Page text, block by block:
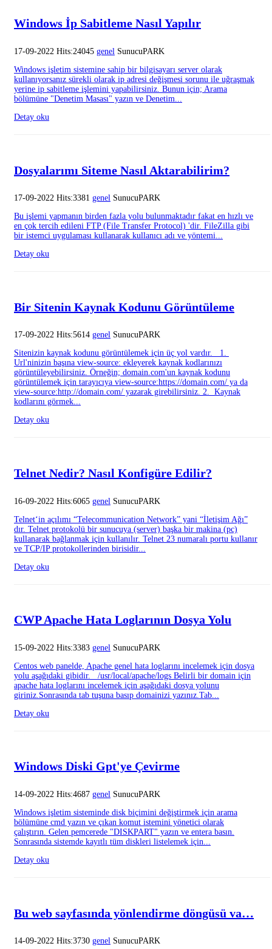
Windows İp Sabitleme Nasıl Yapılır
17-09-2022 Hits:24045 genel SunucuPARK
Windows işletim sistemine sahip bir bilgisayarı server olarak
kullanıyorsanız sürekli olarak ip adresi değişmesi sorunu ile uğraşmak
yerine ip sabitleme işlemini yapabilirsiniz. Bunun için; Arama
bölümüne "Denetim Masası" yazın ve Denetim...
Detay oku
Dosyalarımı Siteme Nasıl Aktarabilirim?
17-09-2022 Hits:3381 genel SunucuPARK
Bu işlemi yapmanın birden fazla yolu bulunmaktadır fakat en hızlı ve
en çok tercih edileni FTP (File Transfer Protocol) 'dir. FileZilla gibi
bir istemci uygulaması kullanarak kullanıcı adı ve yöntemi...
Detay oku
Bir Sitenin Kaynak Kodunu Görüntüleme
17-09-2022 Hits:5614 genel SunucuPARK
Sitenizin kaynak kodunu görüntülemek için üç yol vardır. 1.
Url'ninizin başına view-source: ekleyerek kaynak kodlarınızı
görüntüleyebilirsiniz. Örneğin; domain.com'un kaynak kodunu
görüntülemek için tarayıcıya view-source:https://domain.com/ ya da
view-source:http://domain.com/ yazarak girebilirsiniz. 2. Kaynak
kodlarını görmek...
Detay oku
Telnet Nedir? Nasıl Konfigüre Edilir?
16-09-2022 Hits:6065 genel SunucuPARK
Telnet‘in açılımı “Telecommunication Network” yani “İletişim Ağı”
dır. Telnet protokolü bir sunucuya (server) başka bir makina (pc)
kullanarak bağlanmak için kullanılır. Telnet 23 numaralı portu kullanır
ve TCP/IP protokollerinden birisidir...
Detay oku
CWP Apache Hata Loglarının Dosya Yolu
15-09-2022 Hits:3383 genel SunucuPARK
Centos web panelde, Apache genel hata loglarını incelemek için dosya
yolu aşağıdaki gibidir. /usr/local/apache/logs Belirli bir domain için
apache hata loglarını incelemek için aşağıdaki dosya yolunu
giriniz.Sonrasında tab tuşuna basıp domainizi yazınız.Tab...
Detay oku
Windows Diski Gpt'ye Çevirme
14-09-2022 Hits:4687 genel SunucuPARK
Windows işletim sisteminde disk biçimini değiştirmek için arama
bölümüne cmd yazın ve çıkan komut istemini yönetici olarak
çalıştırın. Gelen pemcerede "DISKPART" yazın ve entera basın.
Sonrasında sistemde kayıtlı tüm diskleri listelemek için...
Detay oku
Bu web sayfasında yönlendirme döngüsü va…
14-09-2022 Hits:3730 genel SunucuPARK